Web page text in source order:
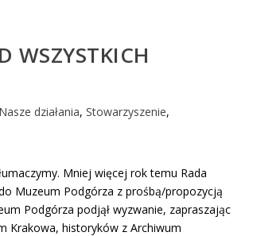
WSZYSTKICH
Nasze działania, Stowarzyszenie,
Mniej więcej rok temu Rada
Muzeum Podgórza z prośbą/propozycją
Podgórza podjął wyzwanie, zapraszając
Krakowa, historyków z Archiwum